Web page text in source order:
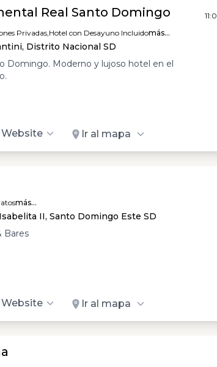
Real Santo Domingo
Privadas,Hotel con Desayuno Incluidomás...
Distrito Nacional SD
Domingo. Moderno y lujoso hotel en el
Website Ir al mapa
más...
II, Santo Domingo Este SD
Bares
Website Ir al mapa